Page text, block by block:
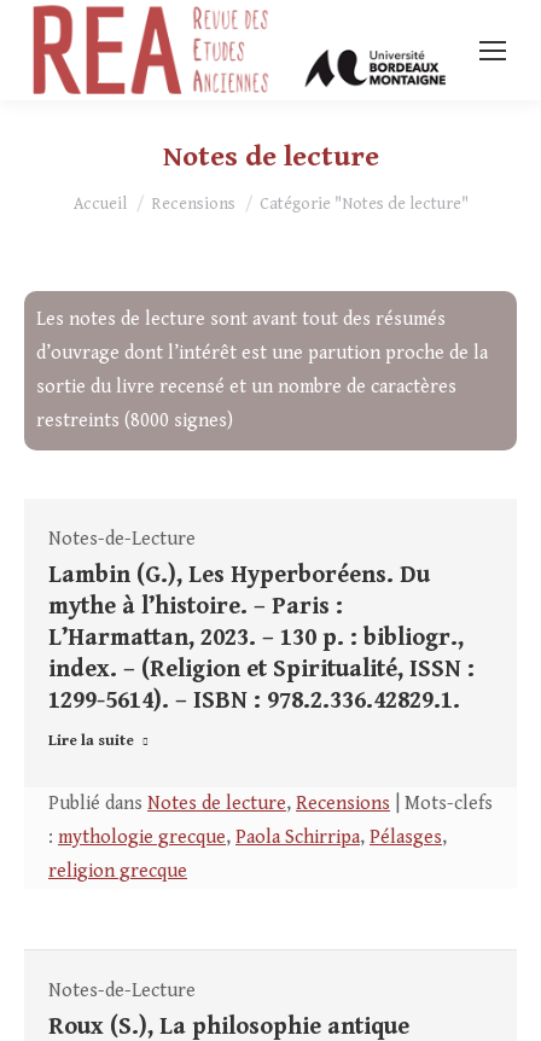
Notes de lecture
Vous êtes ici :
Accueil Recensions Catégorie "Notes de lecture"
Les notes de lecture sont avant tout des résumés
d’ouvrage dont l’intérêt est une parution proche de la
sortie du livre recensé et un nombre de caractères
restreints (8000 signes)
Notes-de-Lecture
Lambin (G.), Les Hyperboréens. Du
mythe à l’histoire. – Paris :
L’Harmattan, 2023. – 130 p. : bibliogr.,
index. – (Religion et Spiritualité, ISSN :
1299-5614). – ISBN : 978.2.336.42829.1.
Lire la suite
Publié dans Notes de lecture, Recensions | Mots-clefs
: mythologie grecque, Paola Schirripa, Pélasges,
religion grecque
Notes-de-Lecture
Roux (S.), La philosophie antique